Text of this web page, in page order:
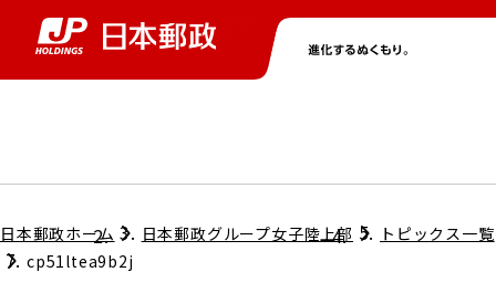
グループ情報トップ
株主・投資家情報トップ
ニューストップ
サステナビリティトップ
採用情報トップ
日本郵政ホーム 日本郵政グループ女子陸上部
トピックス一覧
cp51ltea9b2j